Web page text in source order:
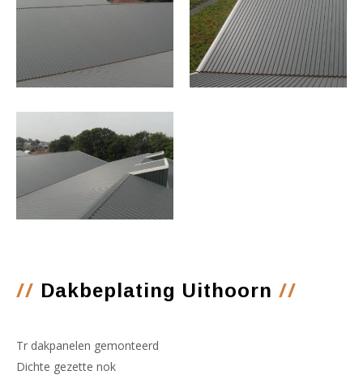
// Dakbeplating Uithoorn //
Tr dakpanelen gemonteerd
Dichte gezette nok